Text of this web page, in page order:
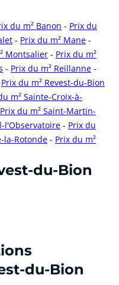
du m² Banon - Prix du
- Prix du m² Mane -
Montsalier - Prix du m²
- Prix du m² Reillanne -
Prix du m² Revest-du-Bion
m² Sainte-Croix-à-
Prix du m² Saint-Martin-
l'Observatoire - Prix du
la-Rotonde - Prix du m²
du-Bion
du-Bion